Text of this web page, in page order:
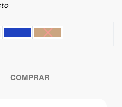
COMPRAR